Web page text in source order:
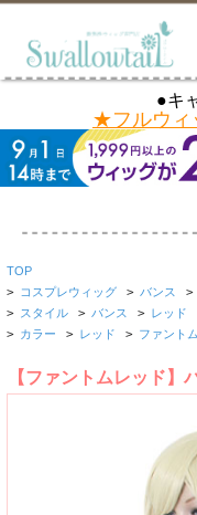
●キ
★フルウィ
TOP
> コスプレウィッグ > バンス >
> スタイル > バンス > レッド
> カラー > レッド > ファント
【ファントムレッド】